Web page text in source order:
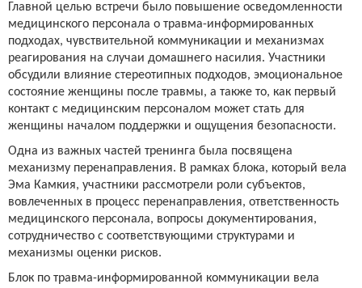
Главной целью встречи было повышение осведомленности
медицинского персонала о травма-информированных
подходах, чувствительной коммуникации и механизмах
реагирования на случаи домашнего насилия. Участники
обсудили влияние стереотипных подходов, эмоциональное
состояние женщины после травмы, а также то, как первый
контакт с медицинским персоналом может стать для
женщины началом поддержки и ощущения безопасности.
Одна из важных частей тренинга была посвящена
механизму перенаправления. В рамках блока, который вела
Эма Камкия, участники рассмотрели роли субъектов,
вовлеченных в процесс перенаправления, ответственность
медицинского персонала, вопросы документирования,
сотрудничество с соответствующими структурами и
механизмы оценки рисков.
Блок по травма-информированной коммуникации вела